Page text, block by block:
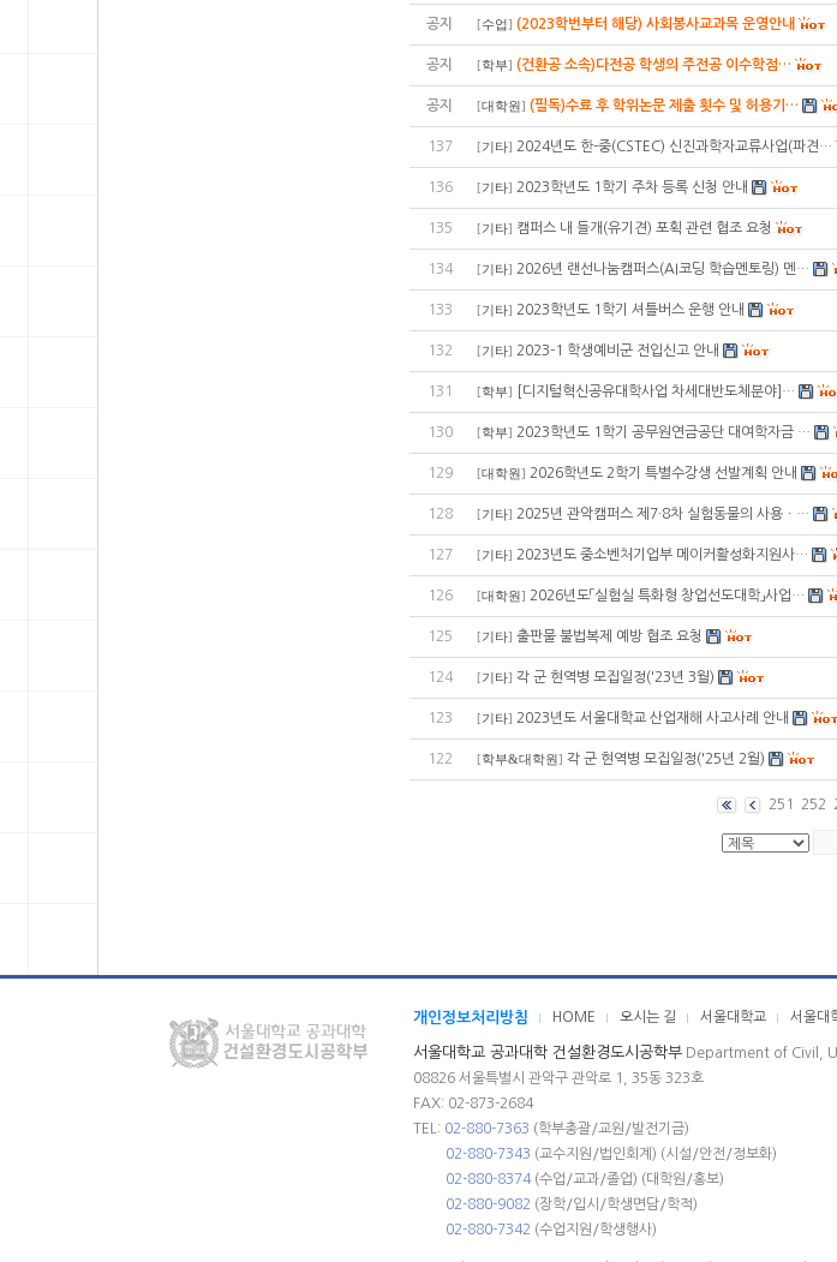
공지 [수업] (2023학번부터 해당) 사회봉사교과목 운영안내
공지 [학부] (건환공 소속)다전공 학생의 주전공 이수학점…
공지 [대학원] (필독)수료 후 학위논문 제출 횟수 및 허용기…
137 [기타] 2024년도 한-중(CSTEC) 신진과학자교류사업(파견…
136 [기타] 2023학년도 1학기 주차 등록 신청 안내
135 [기타] 캠퍼스 내 들개(유기견) 포획 관련 협조 요청
134 [기타] 2026년 랜선나눔캠퍼스(AI코딩 학습멘토링) 멘…
133 [기타] 2023학년도 1학기 셔틀버스 운행 안내
132 [기타] 2023-1 학생예비군 전입신고 안내
131 [학부] [디지털혁신공유대학사업 차세대반도체분야]…
130 [학부] 2023학년도 1학기 공무원연금공단 대여학자금 …
129 [대학원] 2026학년도 2학기 특별수강생 선발계획 안내
128 [기타] 2025년 관악캠퍼스 제7·8차 실험동물의 사용ㆍ…
127 [기타] 2023년도 중소벤처기업부 메이커활성화지원사…
126 [대학원] 2026년도「실험실 특화형 창업선도대학」사업…
125 [기타] 출판물 불법복제 예방 협조 요청
124 [기타] 각 군 현역병 모집일정('23년 3월)
123 [기타] 2023년도 서울대학교 산업재해 사고사례 안내
122 [학부&대학원] 각 군 현역병 모집일정('25년 2월)
251 252
개인정보처리방침 HOME 오시는 길 서울대학교 서울대
서울대학교 공과대학 건설환경도시공학부 Department of Civil,
08826 서울특별시 관악구 관악로 1, 35동 323호
FAX: 02-873-2684
TEL: 02-880-7363 (학부총괄/교원/발전기금)
02-880-7343 (교수지원/법인회계) (시설/안전/정보화)
02-880-8374(수업/교과/졸업) (대학원/홍보)
02-880-9082 (장학/입시/학생면담/학적)
02-880-7342 (수업지원/학생행사)